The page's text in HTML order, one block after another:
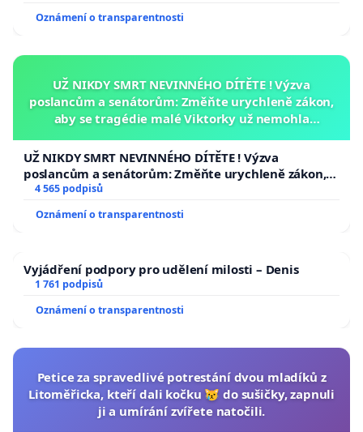
Oznámení o transparentnosti
UŽ NIKDY SMRT NEVINNÉHO DÍTĚTE ! Výzva
poslancům a senátorům: Změňte urychleně zákon,
aby se tragédie malé Viktorky už nemohla
UŽ NIKDY SMRT NEVINNÉHO DÍTĚTE ! Výzva
poslancům a senátorům: Změňte urychleně zákon,
aby se tragédie malé Viktorky už nemohla opakovat!
4 565 podpisů
Oznámení o transparentnosti
Vyjádření podpory pro udělení milosti – Denis
1 761 podpisů
Oznámení o transparentnosti
Petice za spravedlivé potrestání dvou mladíků z
Litoměřicka, kteří dali kočku 😿 do sušičky, zapnuli
ji a umírání zvířete natočili.